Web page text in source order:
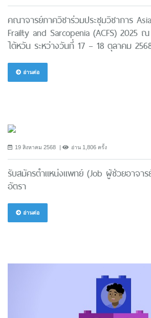
คณาจารย์ภาควิชาร่วมประชุมวิชาการ
Frailty and Sarcopenia (ACFS) 2025 ณ
ไต้หวัน ระหว่างวันที่ 17 – 18 ตุลาคม
อ่านต่อ
19 สิงหาคม 2568 อ่าน 1,806 ครั้ง
รับสมัครตำแหน่งแพทย์ (Job ผู้ช่วยอาจา
อัตรา
อ่านต่อ